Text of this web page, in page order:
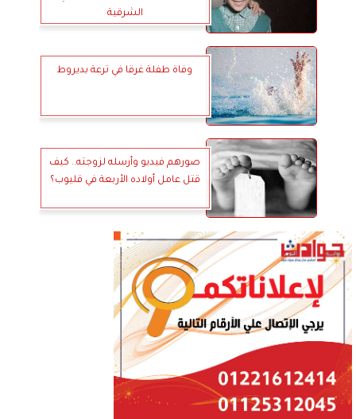
الشرقية
وفاة طفلة غرقا في ترعة بديروط
صورهم فيديو وأرسله لزوجته.. كيف
قتل عامل أولاده الأربعة في قليوب؟